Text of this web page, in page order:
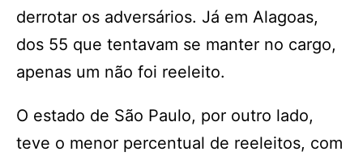
derrotar os adversários. Já em Alagoas,
dos 55 que tentavam se manter no cargo,
apenas um não foi reeleito.
O estado de São Paulo, por outro lado,
teve o menor percentual de reeleitos, com